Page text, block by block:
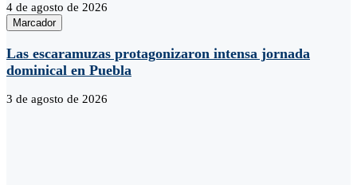
4 de agosto de 2026
Marcador
Las escaramuzas protagonizaron intensa jornada
dominical en Puebla
3 de agosto de 2026